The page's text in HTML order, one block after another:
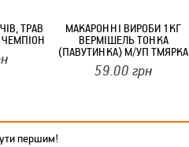
ТРАВ МАКАРОННІ ВИРОБИ 1КГ
ВЕРМІШЕЛЬ ТОНКА
(ПАВУТИНКА) М/УП ТМЯРКА
59.00 грн
першим!